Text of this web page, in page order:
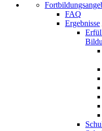
FAQ
Ergebnisse